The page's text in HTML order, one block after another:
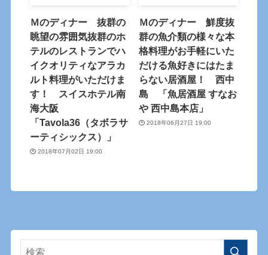
Ｍのディナー 抜群の
眺望の雰囲気抜群のホ
テルのレストランでハ
イクオリティなアラカ
ルト料理がいただけま
す！ スイスホテル南
海大阪
「Tavola36（タボラサ
ーティシックス）」
2018年07月02日 19:00
Ｍのディナー 鮮度抜
群の魚介類の様々な本
格料理がお手軽にいた
だける魚好きにはたま
らない居酒屋！ 西中
島 「魚居酒屋 すなお
や 西中島本店」
2018年06月27日 19:00